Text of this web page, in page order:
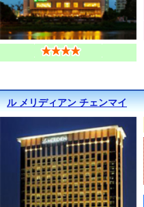
ル メリディアン チェンマイ